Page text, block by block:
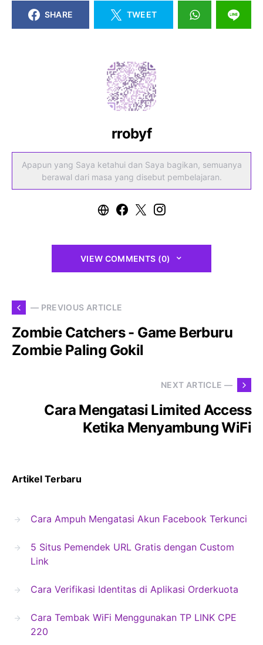
SHARE TWEET
rrobyf
Apapun yang Saya ketahui dan Saya bagikan, semuanya
berawal dari masa yang disebut pembelajaran.
VIEW COMMENTS (0)
— PREVIOUS ARTICLE
Zombie Catchers - Game Berburu
Zombie Paling Gokil
NEXT ARTICLE —
Cara Mengatasi Limited Access
Ketika Menyambung WiFi
Artikel Terbaru
Cara Ampuh Mengatasi Akun Facebook Terkunci
5 Situs Pemendek URL Gratis dengan Custom
Link
Cara Verifikasi Identitas di Aplikasi Orderkuota
Cara Tembak WiFi Menggunakan TP LINK CPE
220